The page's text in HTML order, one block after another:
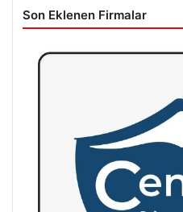
Son Eklenen Firmalar